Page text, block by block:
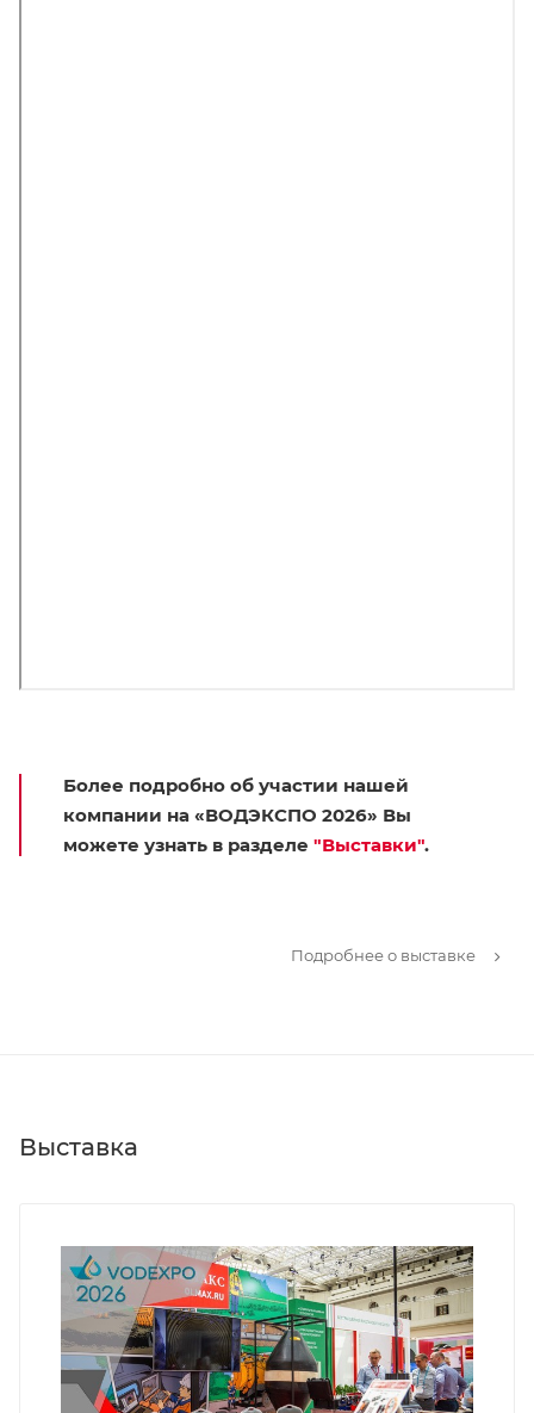
Более подробно об участии нашей
компании на «ВОДЭКСПО 2026» Вы
можете узнать в разделе "Выставки".
Подробнее о выставке
Выставка